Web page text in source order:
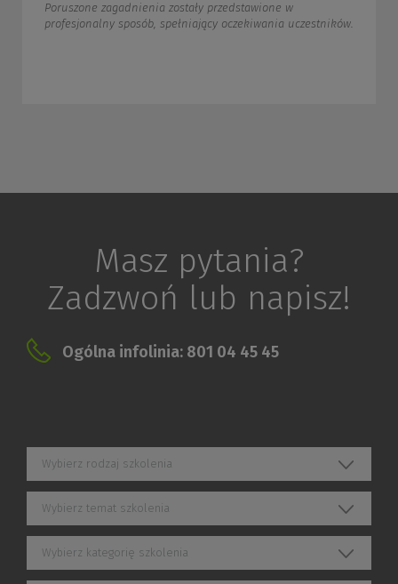
Poruszone zagadnienia zostały przedstawione w
profesjonalny sposób, spełniający oczekiwania uczestników.
Masz pytania?
Zadzwoń lub napisz!
Ogólna infolinia: 801 04 45 45
Wybierz rodzaj szkolenia
Wybierz temat szkolenia
Wybierz kategorię szkolenia